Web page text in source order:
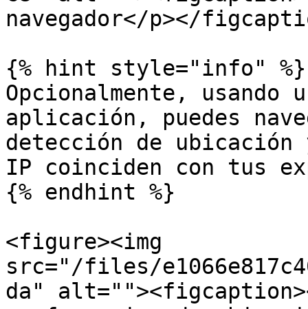
navegador</p></
{% hint style="info" %}
Opcionalmente, usando
aplicación, puedes
detección de
IP coinciden con tus
{% endhint %}
<figure><img
src="/files/
da"